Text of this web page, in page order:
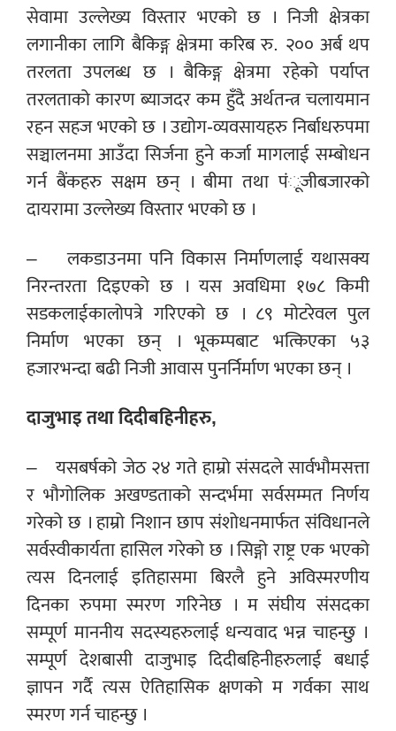
सेवामा उल्लेख्य विस्तार भएको छ । निजी क्षेत्रका
लगानीका लागि बैकिङ्ग क्षेत्रमा करिब रु. २०० अर्ब थप
तरलता उपलब्ध छ । बैकिङ्ग क्षेत्रमा रहेको पर्याप्त
तरलताको कारण ब्याजदर कम हुँदै अर्थतन्त्र चलायमान
रहन सहज भएको छ । उद्योग-व्यवसायहरु निर्बाधरुपमा
सञ्चालनमा आउँदा सिर्जना हुने कर्जा मागलाई सम्बोधन
गर्न बैंकहरु सक्षम छन् । बीमा तथा पंूजीबजारको
दायरामा उल्लेख्य विस्तार भएको छ ।
– लकडाउनमा पनि विकास निर्माणलाई यथासक्य
निरन्तरता दिइएको छ । यस अवधिमा १७८ किमी
सडकलाईकालोपत्रे गरिएको छ । ८९ मोटरेवल पुल
निर्माण भएका छन् । भूकम्पबाट भत्किएका ५३
हजारभन्दा बढी निजी आवास पुनर्निर्माण भएका छन् ।
दाजुभाइ तथा दिदीबहिनीहरु,
– यसबर्षको जेठ २४ गते हाम्रो संसदले सार्वभौमसत्ता
र भौगोलिक अखण्डताको सन्दर्भमा सर्वसम्मत निर्णय
गरेको छ । हाम्रो निशान छाप संशोधनमार्फत संविधानले
सर्वस्वीकार्यता हासिल गरेको छ । सिङ्गो राष्ट्र एक भएको
त्यस दिनलाई इतिहासमा बिरलै हुने अविस्मरणीय
दिनका रुपमा स्मरण गरिनेछ । म संघीय संसदका
सम्पूर्ण माननीय सदस्यहरुलाई धन्यवाद भन्न चाहन्छु ।
सम्पूर्ण देशबासी दाजुभाइ दिदीबहिनीहरुलाई बधाई
ज्ञापन गर्दै त्यस ऐतिहासिक क्षणको म गर्वका साथ
स्मरण गर्न चाहन्छु ।